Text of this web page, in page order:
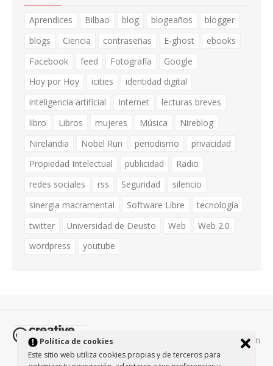
Política de cookies
Este sitio web utiliza cookies propias y de terceros para
Aprendices Bilbao blog blogeaños
blogger
blogs
Ciencia contraseñas E-ghost
ebooks
Facebook
feed Fotografía
Google
Hoy por Hoy
icities
identidad digital
inteligencia artificial
Internet
lecturas breves
libro
Libros mujeres Música
Nireblog
Nirelandia
Nobel Run periodismo
privacidad
Propiedad Intelectual
publicidad
Radio
redes sociales
rss Seguridad
silencio
sinergia macramental
Software Libre
tecnología
twitter
Universidad de Deusto Web
Web 2.0
wordpress
youtube
Todos los contenidos de esta página están
protegidos por la licencia Creative Commons Attribution-